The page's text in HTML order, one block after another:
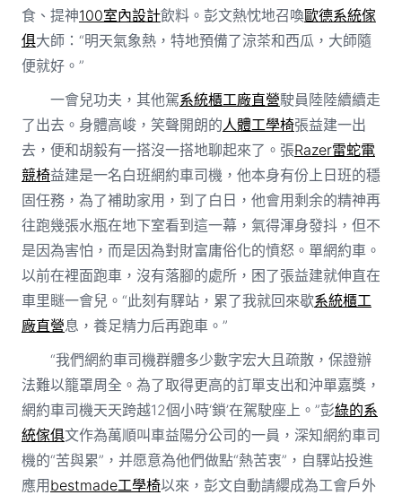
食、提神100室內設計飲料。彭文熱忱地召喚歐德系統傢
俱大師：“明天氣象熱，特地預備了涼茶和西瓜，大師隨
便就好。”
一會兒功夫，其他駕系統櫃工廠直營駛員陸陸續續走
了出去。身體高峻，笑聲開朗的人體工學椅張益建一出
去，便和胡毅有一搭沒一搭地聊起來了。張Razer雷蛇電
競椅益建是一名白班網約車司機，他本身有份上日班的穩
固任務，為了補助家用，到了白日，他會用剩余的精神再
往跑幾張水瓶在地下室看到這一幕，氣得渾身發抖，但不
是因為害怕，而是因為對財富庸俗化的憤怒。單網約車。
以前在裡面跑車，沒有落腳的處所，困了張益建就伸直在
車里瞇一會兒。“此刻有驛站，累了我就回來歇系統櫃工
廠直營息，養足精力后再跑車。”
“我們網約車司機群體多少數字宏大且疏散，保證辦
法難以籠罩周全。為了取得更高的訂單支出和沖單嘉獎，
網約車司機天天跨越12個小時‘鎖’在駕駛座上。”彭綠的系
統傢俱文作為萬順叫車益陽分公司的一員，深知網約車司
機的“苦與累”，并愿意為他們做點“熱苦衷”，自驛站投進
應用bestmade工學椅以來，彭文自動請纓成為工會戶外